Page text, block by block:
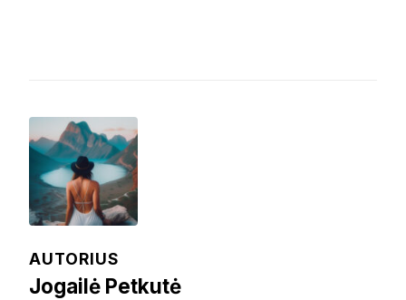
AUTORIUS
Jogailė Petkutė